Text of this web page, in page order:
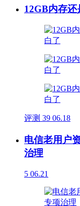
12GB内存
评测 39 06.18
电信老用户
治理
5 06.21